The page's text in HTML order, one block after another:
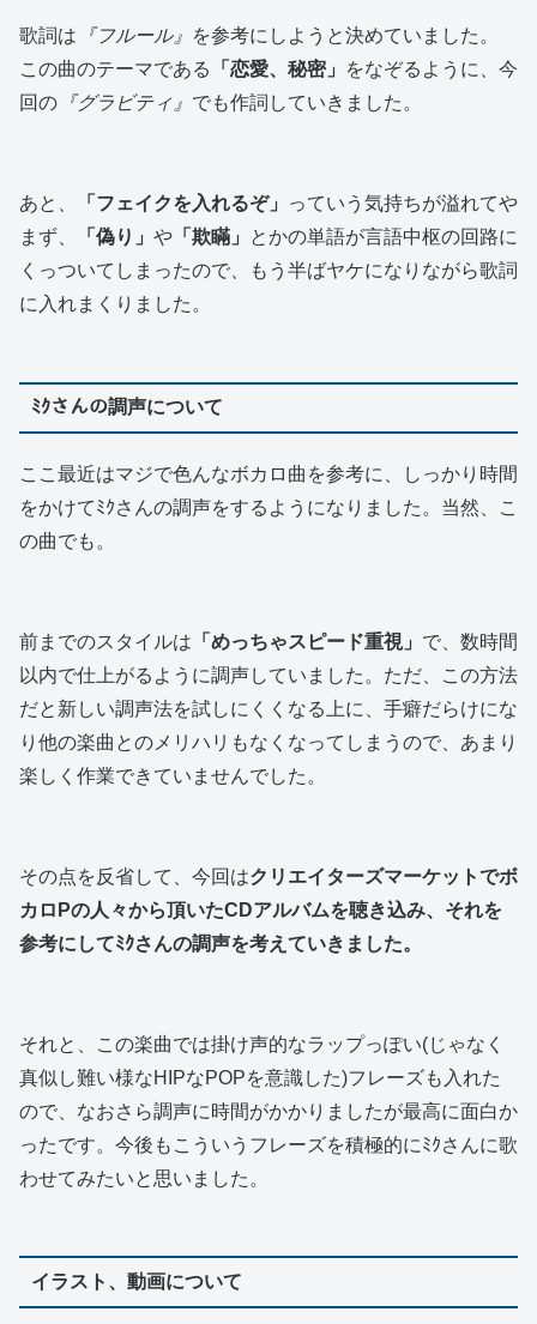
歌詞は 『フルール』 を参考にしようと決めていました。
この曲のテーマである
「恋愛、秘密」
をなぞるように、今
回の 『グラビティ』 でも作詞していきました。
あと、 「フェイクを入れるぞ」
っていう気持ちが溢れてや
まず、
「偽り」 や 「欺瞞」
とかの単語が言語中枢の回路に
くっついてしまったので、もう半ばヤケになりながら歌詞
に入れまくりました。
ﾐｸさんの調声について
ここ最近はマジで色んなボカロ曲を参考に、しっかり時間
をかけてﾐｸさんの調声をするようになりました。当然、こ
の曲でも。
前までのスタイルは 「めっちゃスピード重視」 で、数時間
以内で仕上がるように調声していました。ただ、この方法
だと新しい調声法を試しにくくなる上に、手癖だらけにな
り他の楽曲とのメリハリもなくなってしまうので、あまり
楽しく作業できていませんでした。
その点を反省して、今回はクリエイターズマーケットでボ
カロPの人々から頂いたCDアルバムを聴き込み、それを
参考にしてﾐｸさんの調声を考えていきました。
それと、この楽曲では掛け声的なラップっぽい(じゃなく
真似し難い様なHIPなPOPを意識した)フレーズも入れた
ので、なおさら調声に時間がかかりましたが最高に面白か
ったです。今後もこういうフレーズを積極的にﾐｸさんに歌
わせてみたいと思いました。
イラスト、動画について